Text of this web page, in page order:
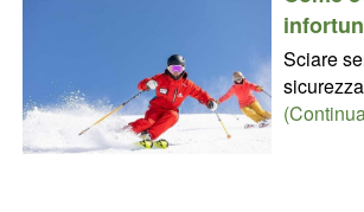
Sciare
sicurezza